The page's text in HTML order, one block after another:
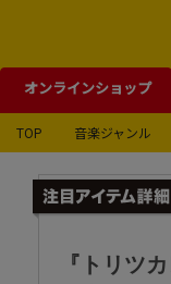
オンラインショップ
TOP 音楽ジャンル
『トリツ